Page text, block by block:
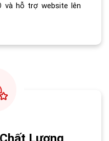
và hỗ trợ website lên